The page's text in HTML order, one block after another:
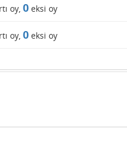
oy, 0eksi oy
oy, 0eksi oy